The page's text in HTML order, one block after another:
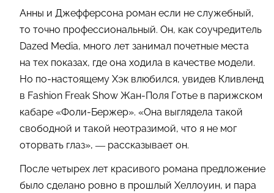
Анны и Джефферсона роман если не служебный,
то точно профессиональный. Он, как соучредитель
Dazed Media, много лет занимал почетные места
на тех показах, где она ходила в качестве модели.
Но по-настоящему Хэк влюбился, увидев Кливленд
в Fashion Freak Show Жан-Поля Готье в парижском
кабаре «Фоли-Бержер». «Она выглядела такой
свободной и такой неотразимой, что я не мог
оторвать глаз», — рассказывает он.
После четырех лет красивого романа предложение
было сделано ровно в прошлый Хеллоуин, и пара